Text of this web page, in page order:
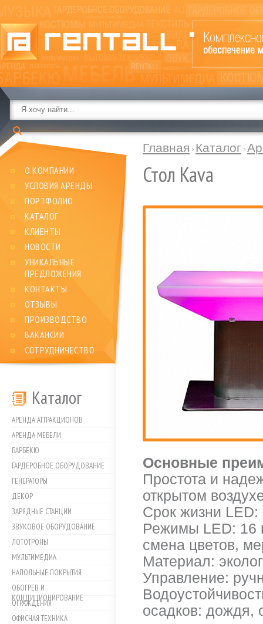
О КОМПАНИИ
УСЛОВИЯ АРЕНДЫ
ПОРТФОЛИО
КАТАЛОГ
КЛИЕНТЫ
НОВОСТИ
УНИКАЛЬНЫЕ
ПРЕДЛОЖЕНИЯ
КОНТАКТЫ
ОТЗЫВЫ
ПРОИЗВОДСТВО
ВАКАНСИИ
СОТРУДНИЧЕСТВО
Каталог
АРЕНДА АТТРАКЦИОНОВ
АРЕНДА МЕБЕЛИ
БАРБЕКЮ
ГАРДЕРОБНОЕ ОБОРУДОВАНИЕ
ГЕНЕРАТОРЫ
ДЕКОР
ЗАРЯДНЫЕ СТАНЦИИ
ЗВУКОВОЕ ОБОРУДОВАНИЕ
ЛОТОТРОНЫ
МУЛЬТИМЕДИА
НАПОЛЬНЫЕ ПОКРЫТИЯ
ОБОГРЕВ И
КОНДИЦИОНИРОВАНИЕ
ОГРАЖДЕНИЯ
ОФИСНАЯ ТЕХНИКА
Главная Каталог
Стол Kava
Основные
Простота и
открытом
Срок жизни
Режимы LED: 16
смена цветов,
Материал:
Управление:
осадков: дождя,